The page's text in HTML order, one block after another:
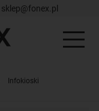
sklep@fonex.pl
Infokioski